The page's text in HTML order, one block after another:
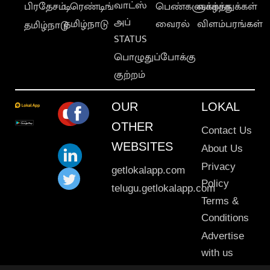
பிரதேசம்
தமிழ்நாடு
டிரெண்டிங்
தமிழ்நாடு
வாட்ஸ்
அப்
STATUS
பொழுதுப்போக்கு
குற்றம்
பெண்களுக்காக
வைரல்
வாழ்த்துக்கள்
விளம்பரங்கள்
OUR
OTHER
WEBSITES
getlokalapp.com
telugu.getlokalapp.com
LOKAL
Contact Us
About Us
Privacy
Policy
Terms &
Conditions
Advertise
with us